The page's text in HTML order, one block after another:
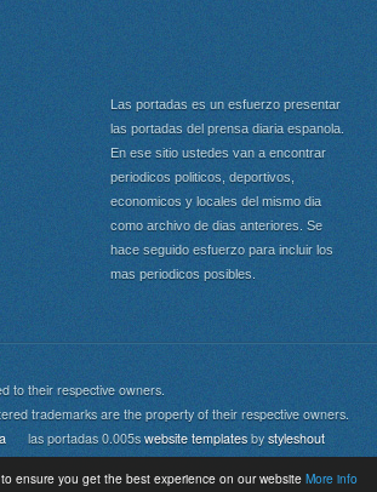
ensure you get the best experience on our website More info
Las portadas es un esfuerzo presentar
las portadas del prensa diaria espanola.
En ese sitio ustedes van a encontrar
periodicos politicos, deportivos,
economicos y locales del mismo dia
como archivo de dias anteriores. Se
hace seguido esfuerzo para incluir los
mas periodicos posibles.
to their respective owners.
trademarks are the property of their respective owners.
las portadas 0.005s website templates by styleshout